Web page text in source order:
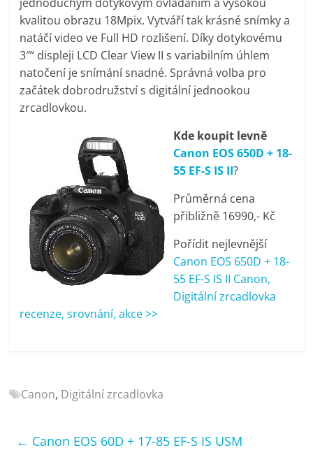
televize,
notebooky,
mobilní
telefony,
kávovary,
bazény
Nejlepší
elektronika
porovnání
OK,
mobilní
bazény
kvalitou obrazu 18Mpix. Vytváří tak krásné snímky a
natáčí video ve Full HD rozlišení. Díky dotykovému
3″“ displeji LCD Clear View II s variabilním úhlem
natočení je snímání snadné. Správná volba pro
začátek dobrodružství s digitální jednookou
zrcadlovkou.
Kde koupit levně
Canon EOS 650D + 18-
55 EF-S IS II?
Průměrná cena
přibližně 16990,- Kč
Pořídit nejlevnější
Canon EOS 650D + 18-
55 EF-S IS II Canon,
Digitální zrcadlovka
recenze, srovnání, akce >>
Canon, Digitální zrcadlovka
← Canon EOS 60D + 17-85 EF-S IS USM